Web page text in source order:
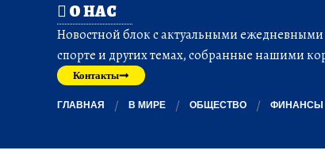
О НАС
Новостной блок с актуальными
спорте и других темах, собранные нашими
Контакты
ГЛАВНАЯ В МИРЕ ОБЩЕСТВО ФИНАНСЫ